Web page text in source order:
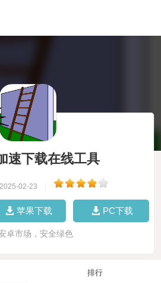
速下载在线工具
02-23
苹果下载 PC下载
卓市场，安全绿色
排行